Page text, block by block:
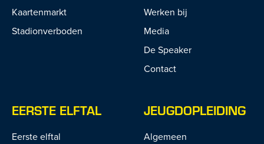
Kaartenmarkt
Stadionverboden
Werken bij
Media
De Speaker
Contact
EERSTE ELFTAL
Eerste elftal
JEUGDOPLEIDING
Algemeen